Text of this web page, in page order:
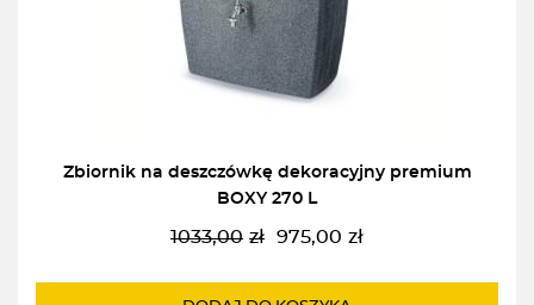
Zbiornik na deszczówkę dekoracyjny premium
BOXY 270 L
1033,00 zł
Pierwotna
wynosiła:
975,00 zł
Aktualna
wynosi: